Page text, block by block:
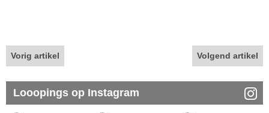
Vorig artikel Volgend artikel
Looopings op Instagram